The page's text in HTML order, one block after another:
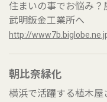
住まいの事でお悩み
武明鈑金工業所へ
http://
朝比奈緑化
横浜で活躍する植木